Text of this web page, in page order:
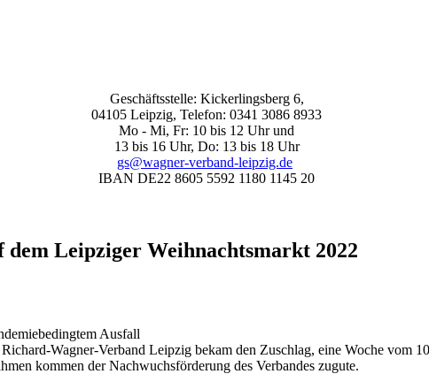
Geschäftsstelle: Kickerlingsberg 6,
04105 Leipzig, Telefon: 0341 3086 8933
Mo - Mi, Fr: 10 bis 12 Uhr und
13 bis 16 Uhr, Do: 13 bis 18 Uhr
gs@wagner-verband-leipzig.de
IBAN DE22 8605 5592 1180 1145 20
Leipziger Weihnachtsmarkt 2022
Ausfall
Wagner-Verband Leipzig bekam den Zuschlag, eine Woche vom
kommen der Nachwuchsförderung des Verbandes zugute.